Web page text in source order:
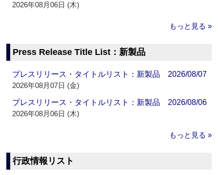
2026年08月06日 (木)
もっと見る »
Press Release Title List：新製品
プレスリリース・タイトルリスト：新製品 2026/08/07
2026年08月07日 (金)
プレスリリース・タイトルリスト：新製品 2026/08/06
2026年08月06日 (木)
もっと見る »
行政情報リスト